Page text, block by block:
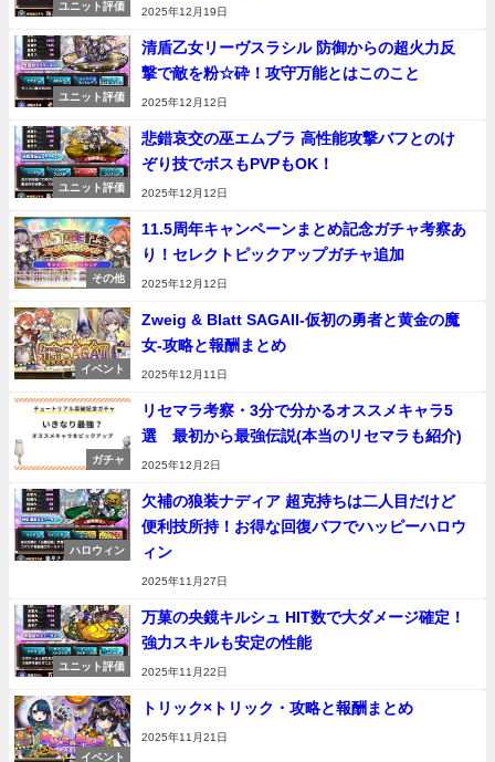
ユニット評価
2025年12月19日
ユニット評価
清盾乙女リーヴスラシル 防御からの超火力反
撃で敵を粉☆砕！攻守万能とはこのこと
2025年12月12日
ユニット評価
悲錯哀交の巫エムブラ 高性能攻撃バフとのけ
ぞり技でボスもPVPもOK！
2025年12月12日
その他
11.5周年キャンペーンまとめ記念ガチャ考察あ
り！セレクトピックアップガチャ追加
2025年12月12日
イベント
Zweig & Blatt SAGAII-仮初の勇者と黄金の魔
女-攻略と報酬まとめ
2025年12月11日
ガチャ
リセマラ考察・3分で分かるオススメキャラ5
選 最初から最強伝説(本当のリセマラも紹介)
2025年12月2日
ハロウィン
欠補の狼装ナディア 超克持ちは二人目だけど
便利技所持！お得な回復バフでハッピーハロウ
ィン
2025年11月27日
ユニット評価
万菓の央鏡キルシュ HIT数で大ダメージ確定！
強力スキルも安定の性能
2025年11月22日
イベント
トリック×トリック・攻略と報酬まとめ
2025年11月21日